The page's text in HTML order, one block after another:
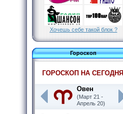
Хочешь себе такой блок ?
Гороскоп
ГОРОСКОП НА СЕГОДНЯ
Овен
(Март 21 -
Апрель 20)